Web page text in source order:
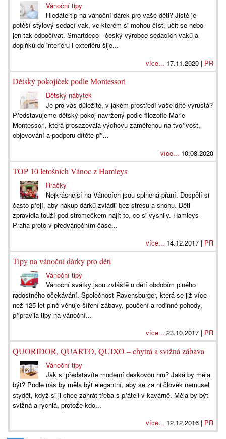
Vánoční tipy
Hledáte tip na vánoční dárek pro vaše děti? Jistě je
potěší stylový sedací vak, ve kterém si mohou číst, učit se nebo
jen tak odpočívat. Smartdeco - český výrobce sedacích vaků a
doplňků do interiéru i exteriéru šije...
více... 17.11.2020 | PR
Dětský pokojíček podle Montessori
Dětský nábytek
Je pro vás důležité, v jakém prostředí vaše dítě vyrůstá?
Představujeme dětský pokoj navržený podle filozofie Marie
Montessori, která prosazovala výchovu zaměřenou na tvořivost,
objevování a podporu dítěte při...
více... 10.08.2020
TOP 10 letošních Vánoc z Hamleys
Hračky
Nejkrásnější na Vánocích jsou splněná přání. Dospělí si
často přejí, aby nákup dárků zvládli bez stresu a shonu. Děti
zpravidla touží pod stromečkem najít to, co si vysnily. Hamleys
Praha proto v předvánočním čase...
více... 14.12.2017 | PR
Tipy na vánoční dárky pro děti
Vánoční tipy
Vánoční svátky jsou zvláště u dětí obdobím plného
radostného očekávání. Společnost Ravensburger, která se již více
než 125 let plně věnuje šíření zábavy, poučení a rodinné pohody,
připravila tipy na vánoční...
více... 23.10.2017 | PR
QUORIDOR, QUARTO, QUIXO – chytrá a svižná zábava
Vánoční tipy
Jak si představíte moderní deskovou hru? Jaká by měla
být? Podle nás by měla být elegantní, aby se za ni člověk nemusel
stydět, když si ji chce zahrát třeba s přáteli v kavárně. Měla by být
svižná a rychlá, protože kdo...
více... 12.12.2016 | PR